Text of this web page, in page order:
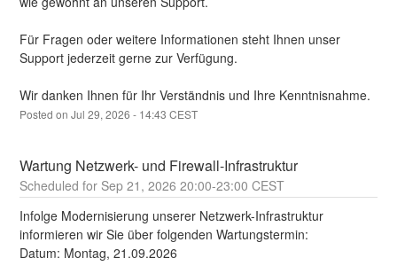
Für Fragen oder weitere Informationen steht Ihnen unser
Support jederzeit gerne zur Verfügung.
Wir danken Ihnen für Ihr Verständnis und Ihre Kenntnisnahme.
Posted on Jul29,2026 - 14:43 CEST
Wartung Netzwerk- und Firewall-Infrastruktur
Sep21 ,2026 20:00-23:00 CEST
Infolge Modernisierung unserer Netzwerk-Infrastruktur
informieren wir Sie über folgenden Wartungstermin:
Datum: Montag, 21.09.2026